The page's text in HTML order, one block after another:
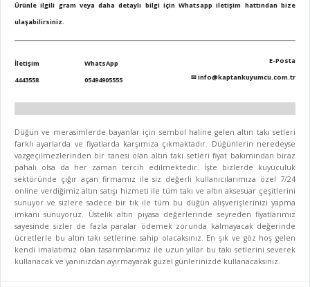
Ürünle ilgili gram veya daha detaylı bilgi için Whatsapp iletişim hattından bize
ulaşabilirsiniz.
İletişim
4443558
WhatsApp
05494905555
E-Posta
✉info@kaptankuyumcu.com.tr
Düğün ve merasimlerde bayanlar için sembol haline gelen altın takı setleri
farklı ayarlarda ve fiyatlarda karşımıza çıkmaktadır. Düğünlerin neredeyse
vazgeçilmezlerinden bir tanesi olan altın takı setleri fiyat bakımından biraz
pahalı olsa da her zaman tercih edilmektedir. İşte bizlerde kuyuculuk
sektöründe çığır açan firmamız ile siz değerli kullanıcılarımıza özel 7/24
online verdiğimiz altın satışı hizmeti ile tüm takı ve altın aksesuar çeşitlerini
sunuyor ve sizlere sadece bir tık ile tüm bu düğün alışverişlerinizi yapma
imkanı sunuyoruz. Üstelik altın piyasa değerlerinde seyreden fiyatlarımız
sayesinde sizler de fazla paralar ödemek zorunda kalmayacak değerinde
ücretlerle bu altın takı setlerine sahip olacaksınız. En şık ve göz hoş gelen
kendi imalatımız olan tasarımlarımız ile uzun yıllar bu takı setlerini severek
kullanacak ve yanınızdan ayırmayarak güzel günlerinizde kullanacaksınız.